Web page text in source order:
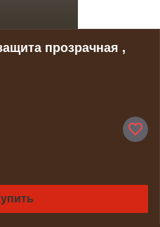
прозрачная ,